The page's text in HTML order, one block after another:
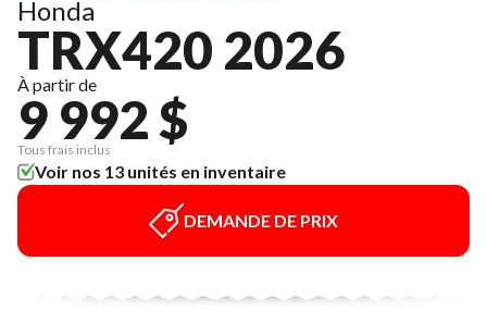
Honda
TRX420 2026
À partir de
9 992 $
Tous frais inclus
Voir nos 13 unités en inventaire
DEMANDE DE PRIX